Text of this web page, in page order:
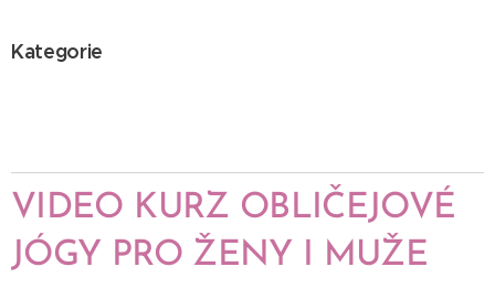
Kategorie
VIDEO KURZ OBLIČEJOVÉ
JÓGY PRO ŽENY I MUŽE